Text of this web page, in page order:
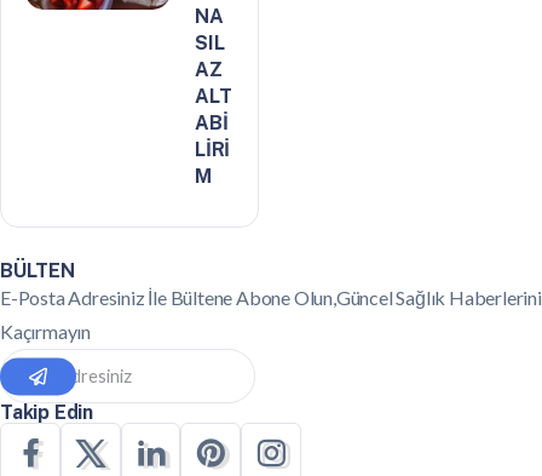
NA
SIL
AZ
ALT
ABİ
LİRİ
M
BÜLTEN
E-Posta Adresiniz İle Bültene Abone Olun,Güncel Sağlık Haberlerini
Kaçırmayın
Takip Edin